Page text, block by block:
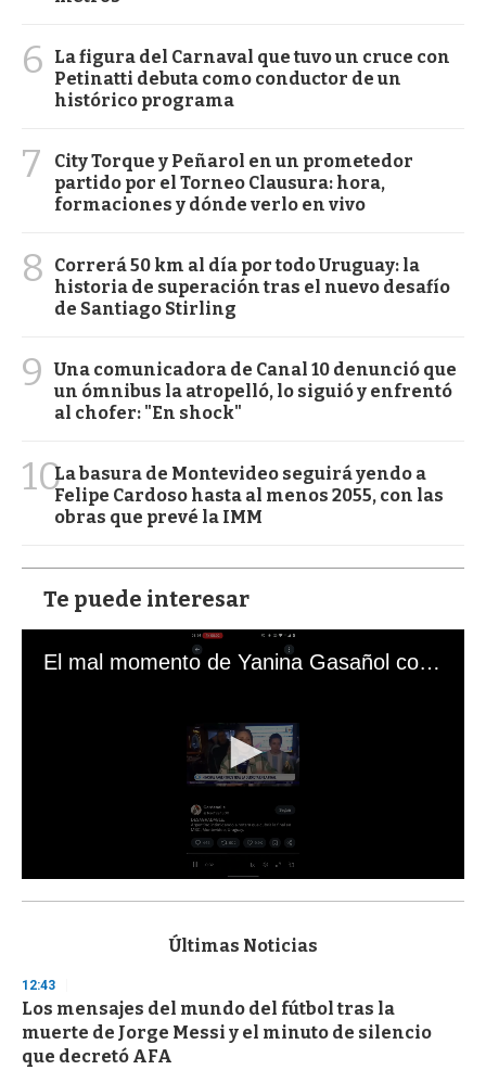
6
La figura del Carnaval que tuvo un cruce con
Petinatti debuta como conductor de un
histórico programa
7
City Torque y Peñarol en un prometedor
partido por el Torneo Clausura: hora,
formaciones y dónde verlo en vivo
8
Correrá 50 km al día por todo Uruguay: la
historia de superación tras el nuevo desafío
de Santiago Stirling
9
Una comunicadora de Canal 10 denunció que
un ómnibus la atropelló, lo siguió y enfrentó
al chofer: "En shock"
10La basura de Montevideo seguirá yendo a
Felipe Cardoso hasta al menos 2055, con las
obras que prevé la IMM
Te puede interesar
El mal momento de Yanina Gasañol con un hincha argentino en "Subrayado"
s
d
s
o
f
3
Últimas Noticias
12:43
Los mensajes del mundo del fútbol tras la
muerte de Jorge Messi y el minuto de silencio
que decretó AFA